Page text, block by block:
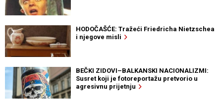
HODOČAŠĆE: Tražeći Friedricha Nietzschea
i njegove misli
BEČKI ZIDOVI–BALKANSKI NACIONALIZMI:
Susret koji je fotoreportažu pretvorio u
agresivnu prijetnju